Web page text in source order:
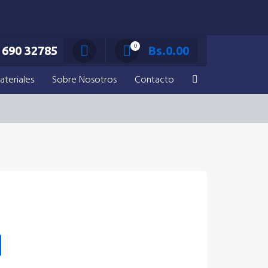
690 32785 0 Bs.0.00
Sobre Nosotros Contacto